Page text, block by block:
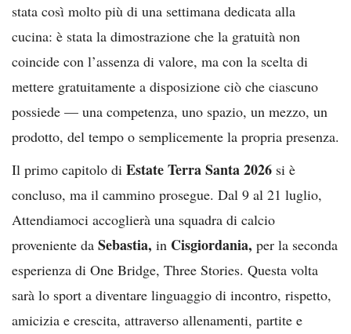
stata così molto più di una settimana dedicata alla
cucina: è stata la dimostrazione che la gratuità non
coincide con l’assenza di valore, ma con la scelta di
mettere gratuitamente a disposizione ciò che ciascuno
possiede — una competenza, uno spazio, un mezzo, un
prodotto, del tempo o semplicemente la propria presenza.
Il primo capitolo di Estate Terra Santa 2026 si è
concluso, ma il cammino prosegue. Dal 9 al 21 luglio,
Attendiamoci accoglierà una squadra di calcio
proveniente da Sebastia, in Cisgiordania, per la seconda
esperienza di One Bridge, Three Stories. Questa volta
sarà lo sport a diventare linguaggio di incontro, rispetto,
amicizia e crescita, attraverso allenamenti, partite e